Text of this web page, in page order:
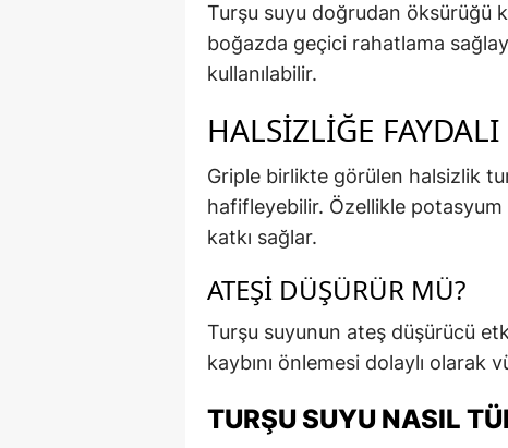
Turşu suyu doğrudan öksürüğü
boğazda geçici rahatlama
kullanılabilir.
HALSIZLIĞE
Griple birlikte görülen halsizlik
hafifleyebilir. Özellikle
katkı sağlar.
ATEŞI DÜŞÜRÜR MÜ?
Turşu suyunun ateş düşürücü
kaybını önlemesi dolaylı olarak
TURŞU SUYU NASIL